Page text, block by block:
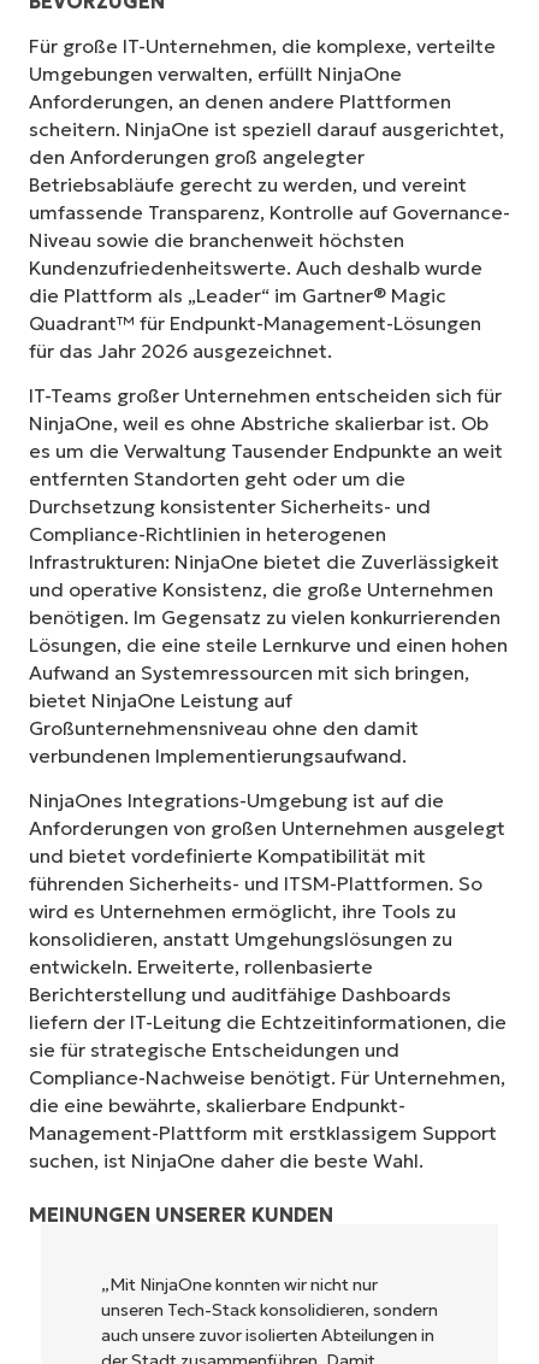
Für große IT-Unternehmen, die komplexe, verteilte
Umgebungen verwalten, erfüllt NinjaOne
Anforderungen, an denen andere Plattformen
scheitern. NinjaOne ist speziell darauf ausgerichtet,
den Anforderungen groß angelegter
Betriebsabläufe gerecht zu werden, und vereint
umfassende Transparenz, Kontrolle auf Governance-
Niveau sowie die branchenweit höchsten
Kundenzufriedenheitswerte. Auch deshalb wurde
die Plattform als „Leader“ im Gartner® Magic
Quadrant™ für Endpunkt-Management-Lösungen
für das Jahr 2026 ausgezeichnet.
IT-Teams großer Unternehmen entscheiden sich für
NinjaOne, weil es ohne Abstriche skalierbar ist. Ob
es um die Verwaltung Tausender Endpunkte an weit
entfernten Standorten geht oder um die
Durchsetzung konsistenter Sicherheits- und
Compliance-Richtlinien in heterogenen
Infrastrukturen: NinjaOne bietet die Zuverlässigkeit
und operative Konsistenz, die große Unternehmen
benötigen. Im Gegensatz zu vielen konkurrierenden
Lösungen, die eine steile Lernkurve und einen hohen
Aufwand an Systemressourcen mit sich bringen,
bietet NinjaOne Leistung auf
Großunternehmensniveau ohne den damit
verbundenen Implementierungsaufwand.
NinjaOnes Integrations-Umgebung ist auf die
Anforderungen von großen Unternehmen ausgelegt
und bietet vordefinierte Kompatibilität mit
führenden Sicherheits- und ITSM-Plattformen. So
wird es Unternehmen ermöglicht, ihre Tools zu
konsolidieren, anstatt Umgehungslösungen zu
entwickeln. Erweiterte, rollenbasierte
Berichterstellung und auditfähige Dashboards
liefern der IT-Leitung die Echtzeitinformationen, die
sie für strategische Entscheidungen und
Compliance-Nachweise benötigt. Für Unternehmen,
die eine bewährte, skalierbare Endpunkt-
Management-Plattform mit erstklassigem Support
suchen, ist NinjaOne daher die beste Wahl.
MEINUNGEN UNSERER KUNDEN
„NinjaOne ermöglicht unserem
Unternehmen sowie den Eigentümern und
Betreibern, mit denen wir